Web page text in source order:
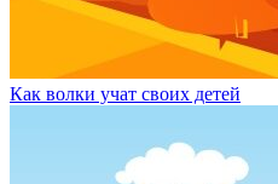
Как волки учат своих детей